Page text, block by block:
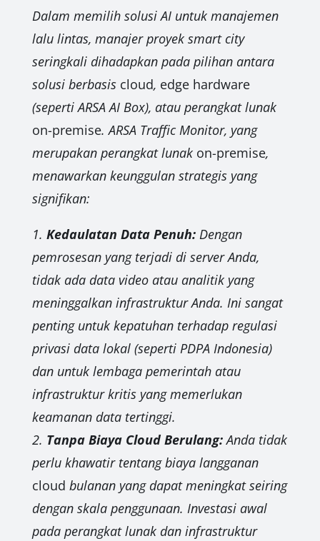
Dalam memilih solusi AI untuk manajemen
lalu lintas, manajer proyek smart city
seringkali dihadapkan pada pilihan antara
solusi berbasis cloud, edge hardware
(seperti ARSA AI Box), atau perangkat lunak
on-premise. ARSA Traffic Monitor, yang
merupakan perangkat lunak on-premise,
menawarkan keunggulan strategis yang
signifikan:
1. Kedaulatan Data Penuh:Dengan
pemrosesan yang terjadi di server Anda,
tidak ada data video atau analitik yang
meninggalkan infrastruktur Anda. Ini sangat
penting untuk kepatuhan terhadap regulasi
privasi data lokal (seperti PDPA Indonesia)
dan untuk lembaga pemerintah atau
infrastruktur kritis yang memerlukan
keamanan data tertinggi.
2. Tanpa Biaya Cloud Berulang:Anda tidak
perlu khawatir tentang biaya langganan
cloud bulanan yang dapat meningkat seiring
dengan skala penggunaan. Investasi awal
pada perangkat lunak dan infrastruktur